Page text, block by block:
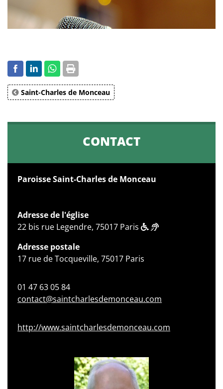
Saint-Charles de Monceau
CONTACT
Paroisse Saint-Charles de Monceau
Adresse de l'église
22 bis rue Legendre, 75017 Paris
Adresse postale
17 rue de Tocqueville, 75017 Paris
01 47 63 05 84
contact@saintcharlesdemonceau.com
http://www.saintcharlesdemonceau.com